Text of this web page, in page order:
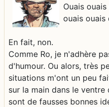
Ouais
ouais ouais
En fait, non.
Comme Ro, je n'adhère
d'humour. Ou alors, très
situations m'ont un peu
sur la main dans le
sont de fausses bonnes